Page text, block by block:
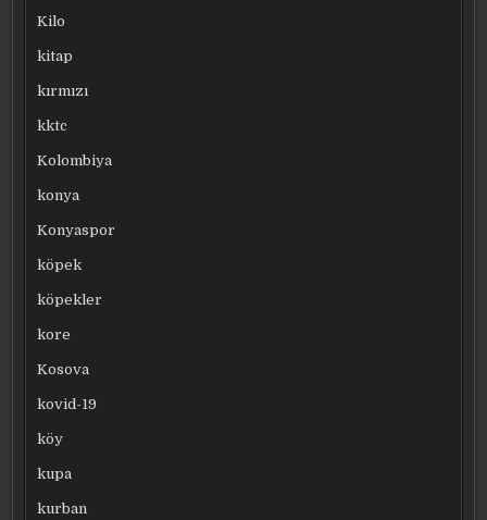
Kilo
kitap
kırmızı
kktc
Kolombiya
konya
Konyaspor
köpek
köpekler
kore
Kosova
kovid-19
köy
kupa
kurban